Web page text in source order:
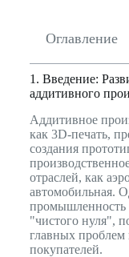
Оглавление
1. Введение:
аддитивного
Аддитивное
как 3D-печать,
создания
отраслей, как
автомобильная.
промышленность
"чистого нуля",
главных проблем
покупателей.